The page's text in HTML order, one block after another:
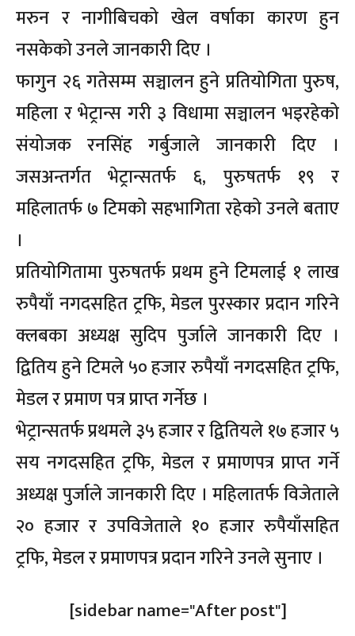
मरुन र नागीबिचको खेल वर्षाका कारण हुन
नसकेको उनले जानकारी दिए ।
फागुन २६ गतेसम्म सञ्चालन हुने प्रतियोगिता पुरुष,
महिला र भेट्रान्स गरी ३ विधामा सञ्चालन भइरहेको
संयोजक रनसिंह गर्बुजाले जानकारी दिए ।
जसअन्तर्गत भेट्रान्सतर्फ ६, पुरुषतर्फ १९ र
महिलातर्फ ७ टिमको सहभागिता रहेको उनले बताए
।
प्रतियोगितामा पुरुषतर्फ प्रथम हुने टिमलाई १ लाख
रुपैयाँ नगदसहित ट्रफि, मेडल पुरस्कार प्रदान गरिने
क्लबका अध्यक्ष सुदिप पुर्जाले जानकारी दिए ।
द्वितिय हुने टिमले ५० हजार रुपैयाँ नगदसहित ट्रफि,
मेडल र प्रमाण पत्र प्राप्त गर्नेछ ।
भेट्रान्सतर्फ प्रथमले ३५ हजार र द्वितियले १७ हजार ५
सय नगदसहित ट्रफि, मेडल र प्रमाणपत्र प्राप्त गर्ने
अध्यक्ष पुर्जाले जानकारी दिए । महिलातर्फ विजेताले
२० हजार र उपविजेताले १० हजार रुपैयाँसहित
ट्रफि, मेडल र प्रमाणपत्र प्रदान गरिने उनले सुनाए ।
[sidebar name="After post"]